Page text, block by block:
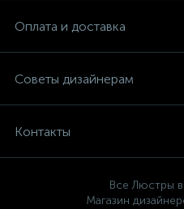
Оплата и доставка
Советы дизайнерам
Контакты
Все Люстры
Магазин